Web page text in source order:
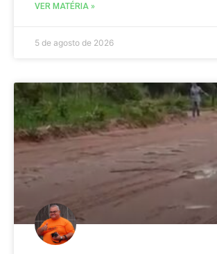
VER MATÉRIA »
5 de agosto de 2026